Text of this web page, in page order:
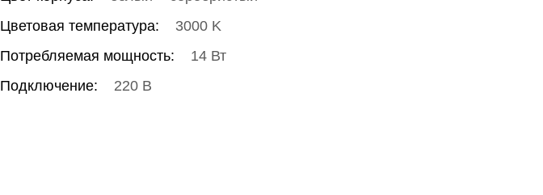
Цветовая температура:
3000 K
Потребляемая мощность:
14 Вт
Подключение:
220 В